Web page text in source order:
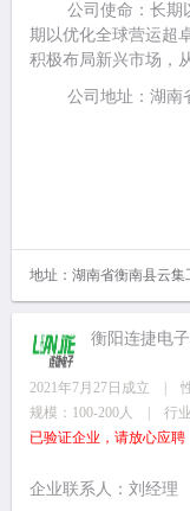
公司使命：长期以
期以优化全球营运超
积极布局新兴市场，
公司地址：湖南省
地址：湖南省衡南县云集
衡阳连捷电
2021年7月27日成立 |
规模：100-200人 | 行
已验证企业，请放心应聘
企业联系人：刘经理